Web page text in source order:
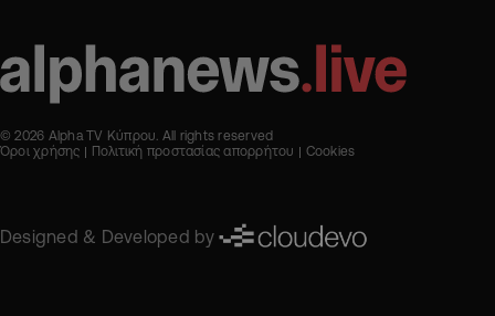
© 2026 Alpha TV Κύπρου. All rights reserved
Όροι χρήσης
Πολιτική προστασίας απορρήτου Cookies
Designed & Developed by